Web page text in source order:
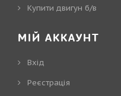
Купити двигун б/в
МІЙ АККАУНТ
Вхід
Реєстрація